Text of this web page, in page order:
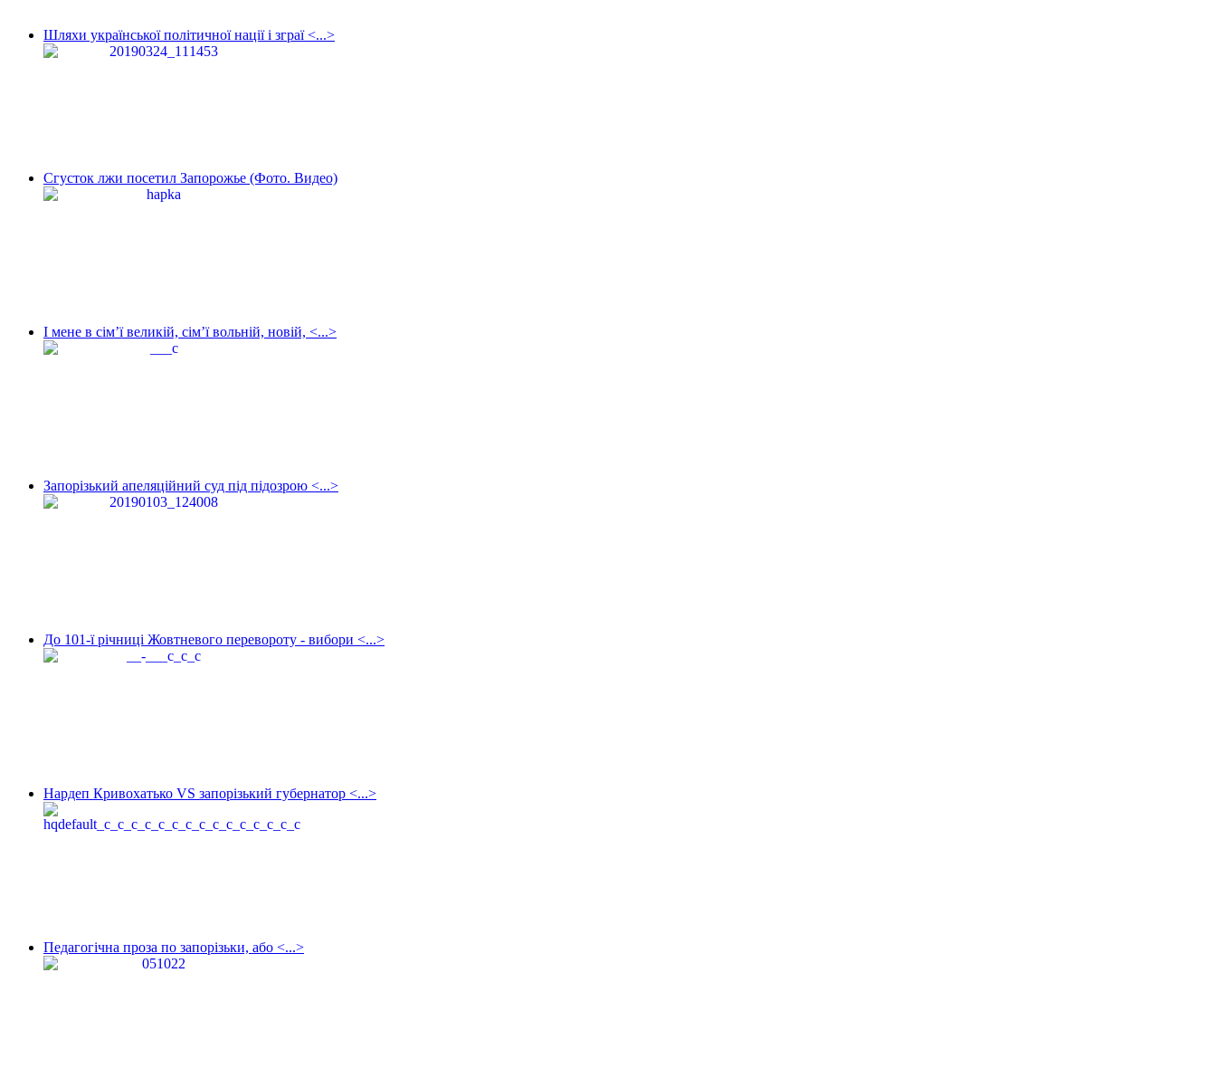
Шляхи української політичної нації і зграї <...>
Сгусток лжи посетил Запорожье (Фото. Видео)
І мене в сім’ї великій, сім’ї вольній, новій, <...>
Запорізький апеляційний суд під підозрою <...>
До 101-ї річниці Жовтневого перевороту - вибори <...>
Нардеп Кривохатько VS запорізький губернатор <...>
Педагогічна проза по запорізьки, або <...>